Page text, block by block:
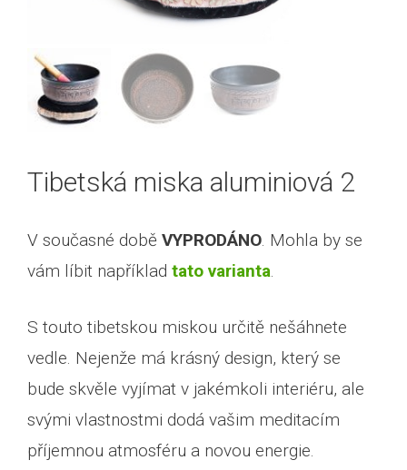
Tibetská miska aluminiová 2
V současné době VYPRODÁNO . Mohla by se
vám líbit například tato varianta
S touto tibetskou miskou určitě nešáhnete
vedle. Nejenže má krásný design, který se
bude skvěle vyjímat v jakémkoli interiéru, ale
svými vlastnostmi dodá vašim meditacím
příjemnou atmosféru a novou energie.